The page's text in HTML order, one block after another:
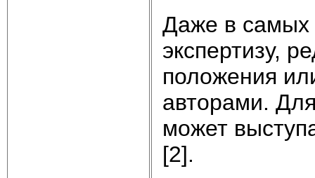
Даже в самых
экспертизу,
положения
авторами.
может
[2].